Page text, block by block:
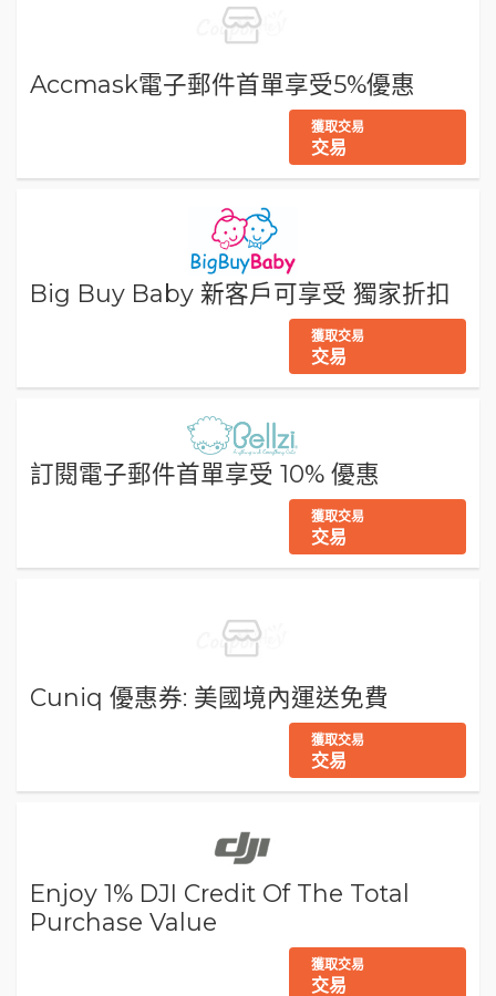
Accmask電子郵件首單享受5%優惠
獲取交易
交易
Big Buy Baby 新客戶可享受 獨家折扣
獲取交易
交易
訂閱電子郵件首單享受 10% 優惠
獲取交易
交易
Cuniq 優惠券: 美國境內運送免費
獲取交易
交易
Enjoy 1% DJI Credit Of The Total
Purchase Value
獲取交易
交易